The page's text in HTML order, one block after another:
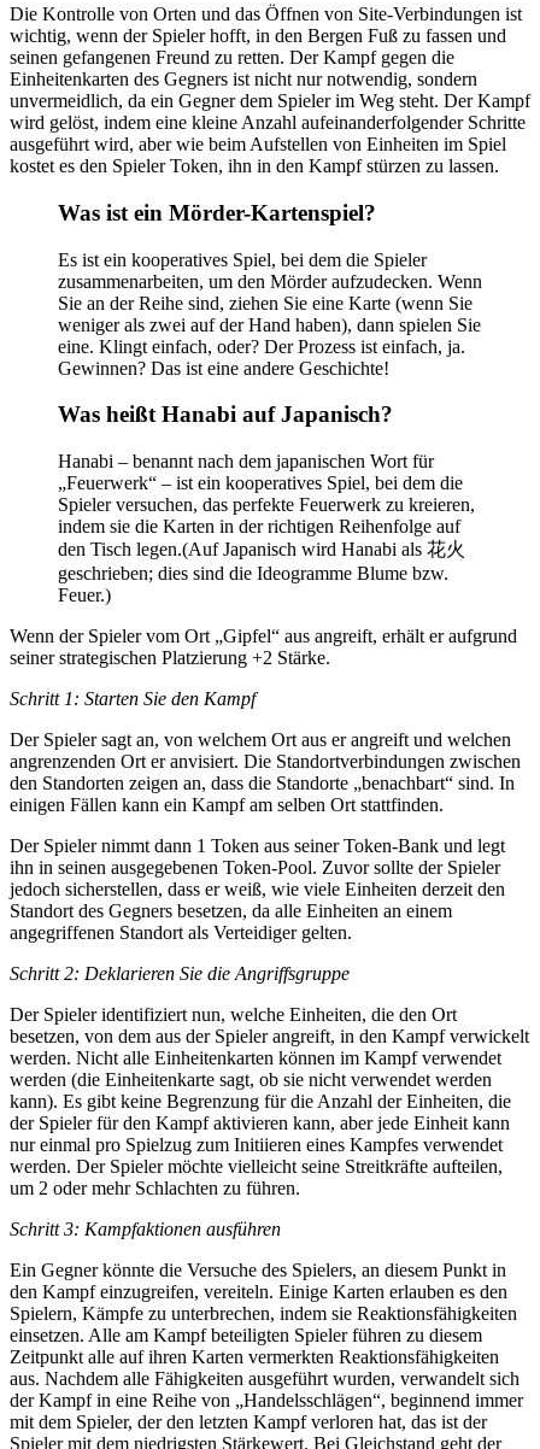
Die Kontrolle von Orten und das Öffnen von Site-Verbindungen ist
wichtig, wenn der Spieler hofft, in den Bergen Fuß zu fassen und
seinen gefangenen Freund zu retten. Der Kampf gegen die
Einheitenkarten des Gegners ist nicht nur notwendig, sondern
unvermeidlich, da ein Gegner dem Spieler im Weg steht. Der Kampf
wird gelöst, indem eine kleine Anzahl aufeinanderfolgender Schritte
ausgeführt wird, aber wie beim Aufstellen von Einheiten im Spiel
kostet es den Spieler Token, ihn in den Kampf stürzen zu lassen.
Was ist ein Mörder-Kartenspiel?
Es ist ein kooperatives Spiel, bei dem die Spieler
zusammenarbeiten, um den Mörder aufzudecken. Wenn
Sie an der Reihe sind, ziehen Sie eine Karte (wenn Sie
weniger als zwei auf der Hand haben), dann spielen Sie
eine. Klingt einfach, oder? Der Prozess ist einfach, ja.
Gewinnen? Das ist eine andere Geschichte!
Was heißt Hanabi auf Japanisch?
Hanabi – benannt nach dem japanischen Wort für
„Feuerwerk“ – ist ein kooperatives Spiel, bei dem die
Spieler versuchen, das perfekte Feuerwerk zu kreieren,
indem sie die Karten in der richtigen Reihenfolge auf
den Tisch legen.(Auf Japanisch wird Hanabi als 花火
geschrieben; dies sind die Ideogramme Blume bzw.
Feuer.)
Wenn der Spieler vom Ort „Gipfel“ aus angreift, erhält er aufgrund
seiner strategischen Platzierung +2 Stärke.
Schritt 1: Starten Sie den Kampf
Der Spieler sagt an, von welchem ​​Ort aus er angreift und welchen
angrenzenden Ort er anvisiert. Die Standortverbindungen zwischen
den Standorten zeigen an, dass die Standorte „benachbart“ sind. In
einigen Fällen kann ein Kampf am selben Ort stattfinden.
Der Spieler nimmt dann 1 Token aus seiner Token-Bank und legt
ihn in seinen ausgegebenen Token-Pool. Zuvor sollte der Spieler
jedoch sicherstellen, dass er weiß, wie viele Einheiten derzeit den
Standort des Gegners besetzen, da alle Einheiten an einem
angegriffenen Standort als Verteidiger gelten.
Schritt 2: Deklarieren Sie die Angriffsgruppe
Der Spieler identifiziert nun, welche Einheiten, die den Ort
besetzen, von dem aus der Spieler angreift, in den Kampf verwickelt
werden. Nicht alle Einheitenkarten können im Kampf verwendet
werden (die Einheitenkarte sagt, ob sie nicht verwendet werden
kann). Es gibt keine Begrenzung für die Anzahl der Einheiten, die
der Spieler für den Kampf aktivieren kann, aber jede Einheit kann
nur einmal pro Spielzug zum Initiieren eines Kampfes verwendet
werden. Der Spieler möchte vielleicht seine Streitkräfte aufteilen,
um 2 oder mehr Schlachten zu führen.
Schritt 3: Kampfaktionen ausführen
Ein Gegner könnte die Versuche des Spielers, an diesem Punkt in
den Kampf einzugreifen, vereiteln. Einige Karten erlauben es den
Spielern, Kämpfe zu unterbrechen, indem sie Reaktionsfähigkeiten
einsetzen. Alle am Kampf beteiligten Spieler führen zu diesem
Zeitpunkt alle auf ihren Karten vermerkten Reaktionsfähigkeiten
aus. Nachdem alle Fähigkeiten ausgeführt wurden, verwandelt sich
der Kampf in eine Reihe von „Handelsschlägen“, beginnend immer
mit dem Spieler, der den letzten Kampf verloren hat, das ist der
Spieler mit dem niedrigsten Stärkewert. Bei Gleichstand geht der